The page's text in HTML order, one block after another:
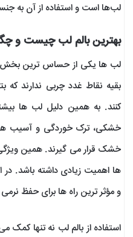
لب‌ها است و استفاده از آن به
بهترین بالم لب چیست و
لب‌ ها یکی از حساس‌ ترین
بقیه نقاط غدد چربی ندارند که
کنند. به همین دلیل لب‌ ها
خشکی، ترک‌ خوردگی و آسیب‌
خشک قرار می‌ گیرند. همین
ها اهمیت زیادی داشته باشد. در
و مؤثر ترین راه‌ ها برای حفظ
استفاده از بالم لب نه‌ تنها کمک